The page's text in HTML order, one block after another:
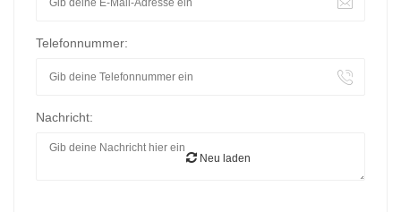
Telefonnummer:
Nachricht:
Neu laden